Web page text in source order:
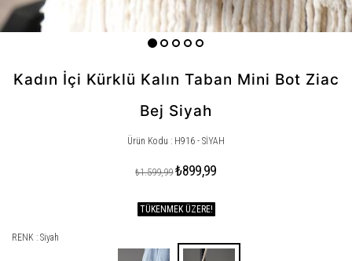
Kadın İçi Kürklü Kalın Taban Mini Bot Ziac
Bej Siyah
Ürün Kodu : H916 - SİYAH
₺1.599,99 ₺899,99
TÜKENMEK ÜZERE!
RENK : Siyah